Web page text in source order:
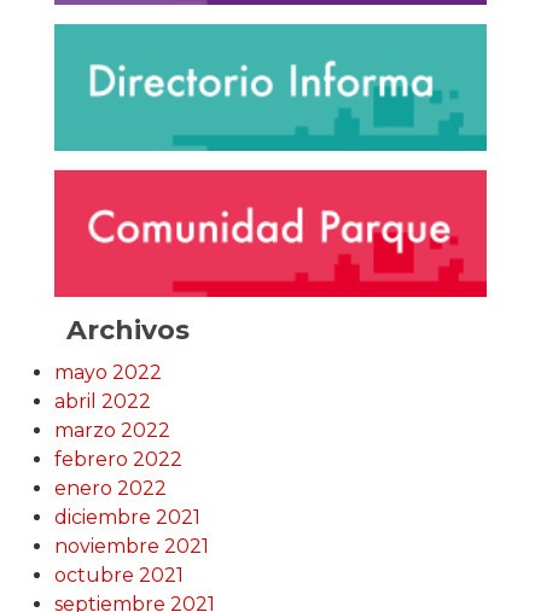
Archivos
mayo 2022
abril 2022
marzo 2022
febrero 2022
enero 2022
diciembre 2021
noviembre 2021
octubre 2021
septiembre 2021